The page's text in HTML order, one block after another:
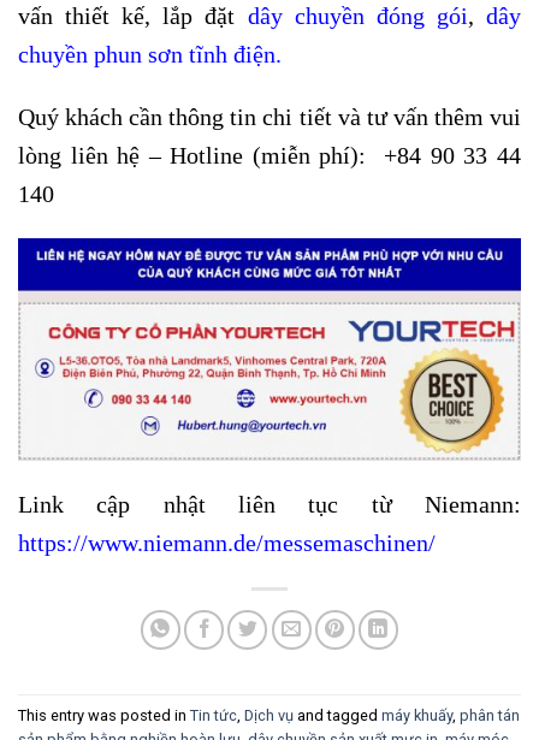
vấn thiết kế, lắp đặt dây chuyền đóng gói,dây
chuyền phun sơn tĩnh điện.
Quý khách cần thông tin chi tiết và tư vấn thêm vui
lòng liên hệ – Hotline (miễn phí):
+84 90 33 44
140
Link cập nhật liên tục từ Niemann:
https://www.niemann.de/messemaschinen/
This entry was posted in Tin tức Dịch vụ and tagged máy khuấy, phân tán